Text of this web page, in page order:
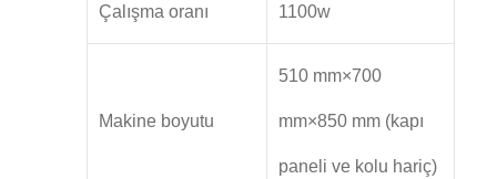
Çalışma oranı 1100w
Makine boyutu
510 mm×700
mm×850 mm (kapı
paneli ve kolu hariç)